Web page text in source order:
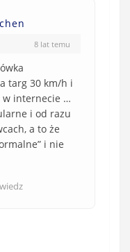
8 lat temu
targ 30 km/h i
w internecie …
i od razu
a to że
i nie